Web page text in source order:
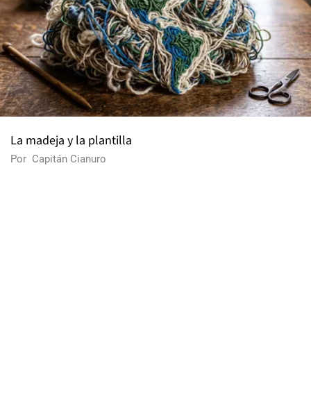
La madeja y la plantilla
Por Capitán Cianuro